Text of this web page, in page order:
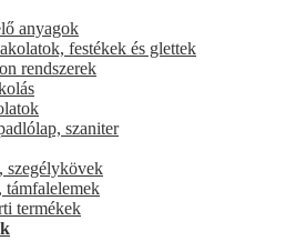
anyagok
festékek és glettek
rendszerek
szaniter
szegélykövek
támfalelemek
termékek